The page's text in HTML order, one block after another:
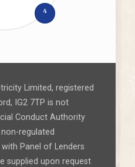
4
Limited, registered
IG2 7TP is not
Conduct Authority
regulated
Panel of Lenders
supplied upon request